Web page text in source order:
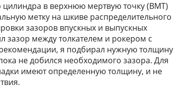
в верхнюю мертвую точку (ВМТ)
метку на шкиве распределительного
зазоров впускных и выпускных
зазор между толкателем и рокером с
я подбирал нужную толщину
не добился необходимого зазора. Для
имеют определенную толщину, и не